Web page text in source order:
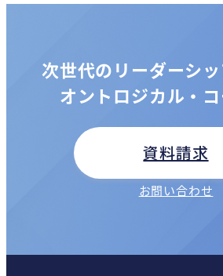
次世代のリーダーシ
オントロジカル・
資料請求
お問い合わせ